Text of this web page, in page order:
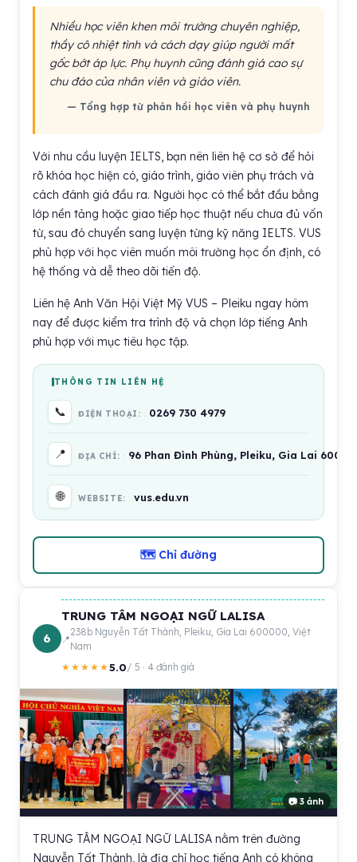
Nhiều học viên khen môi trường chuyên nghiệp,
thầy cô nhiệt tình và cách dạy giúp người mất
gốc bớt áp lực. Phụ huynh cũng đánh giá cao sự
chu đáo của nhân viên và giáo viên.
— Tổng hợp từ phản hồi học viên và phụ huynh
Với nhu cầu luyện IELTS, bạn nên liên hệ cơ sở để hỏi
rõ khóa học hiện có, giáo trình, giáo viên phụ trách và
cách đánh giá đầu ra. Người học có thể bắt đầu bằng
lớp nền tảng hoặc giao tiếp học thuật nếu chưa đủ vốn
từ, sau đó chuyển sang luyện từng kỹ năng IELTS. VUS
phù hợp với học viên muốn môi trường học ổn định, có
hệ thống và dễ theo dõi tiến độ.
Liên hệ Anh Văn Hội Việt Mỹ VUS – Pleiku ngay hôm
nay để được kiểm tra trình độ và chọn lớp tiếng Anh
phù hợp với mục tiêu học tập.
THÔNG TIN LIÊN HỆ
📞 ĐIỆN THOẠI: 0269 730 4979
📍 ĐỊA CHỈ: 96 Phan Đình Phùng, Pleiku, Gia Lai
🌐 WEBSITE: vus.edu.vn
🗺 Chỉ đường
6
TRUNG TÂM NGOẠI NGỮ LALISA
238b Nguyễn Tất Thành, Pleiku, Gia Lai 600000, Việt
Nam
★★★★★5.0/ 5 · 4 đánh giá
📷 3 ảnh
TRUNG TÂM NGOẠI NGỮ LALISA nằm trên đường
Nguyễn Tất Thành, là địa chỉ học tiếng Anh có không